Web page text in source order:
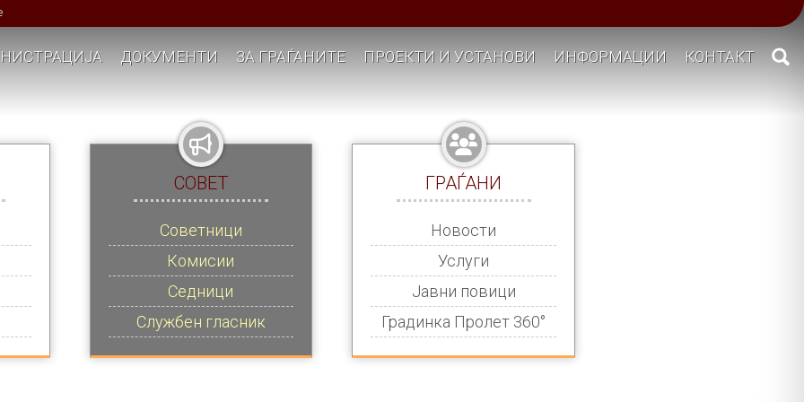
ДОКУМЕНТИ ЗА ГРАЃАНИТЕ ПРОЕКТИ И УСТАНОВИ ИНФОРМАЦИИ КОНТАКТ
СОВЕТ
Советници
Комисии
Седници
Службен гласник
ГРАЃАНИ
Новости
Услуги
Јавни повици
Градинка Пролет 360°